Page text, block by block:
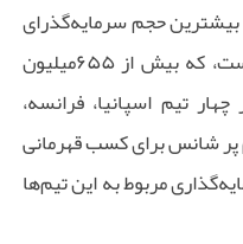
بیشترین حجم سرمایه‌گذرای
روی بازار قهرمان جام جهانی بوده است، که بیش از ۶۵۵‌میلیون
تیم اسپانیا، فرانسه،
برزیل و آرژانتین جزو ۵ تیم پر شانس برای کسب قهرمانی
مربوط به این تیم‌ها